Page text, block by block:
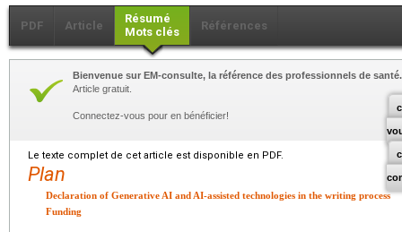
PDF Article
Résumé
Mots clés
Références
Bienvenue sur EM-consulte, la référence des professionnels de santé.
Article gratuit.
Connectez-vous pour en bénéficier!
Le texte complet de cet article est disponible en PDF.
Plan
Declaration of Generative AI and AI-assisted technologies in the writing process
Funding